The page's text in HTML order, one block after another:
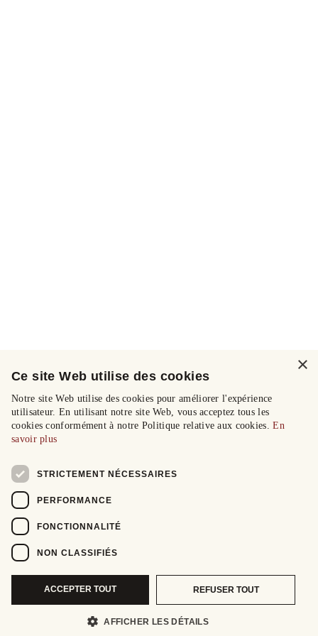
×
Ce site Web utilise des cookies
Notre site Web utilise des cookies pour améliorer l'expérience
utilisateur. En utilisant notre site Web, vous acceptez tous les
cookies conformément à notre Politique relative aux cookies.En
savoir plus
STRICTEMENT NÉCESSAIRES
PERFORMANCE
FONCTIONNALITÉ
NON CLASSIFIÉS
ACCEPTER TOUT REFUSER TOUT
AFFICHER LES DÉTAILS